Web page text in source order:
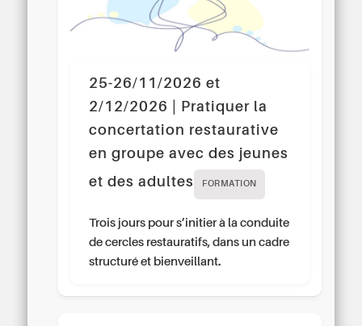
25-26/11/2026 et
2/12/2026 | Pratiquer la
concertation restaurative
en groupe avec des jeunes
et des adultes
FORMATION
Trois jours pour s’initier à la conduite
de cercles restauratifs, dans un cadre
structuré et bienveillant.